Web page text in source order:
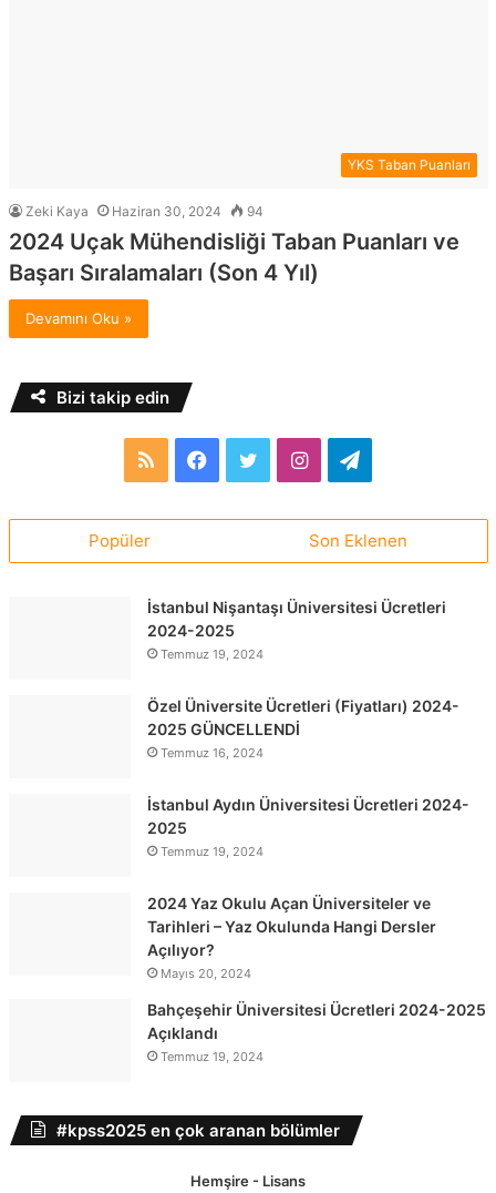
YKS Taban Puanları
Zeki Kaya Haziran 30, 2024 94
2024 Uçak Mühendisliği Taban Puanları ve
Başarı Sıralamaları (Son 4 Yıl)
Devamını Oku »
Bizi takip edin
RSS Facebook
TwitterInstagramTelegram
Popüler Son Eklenen
İstanbul Nişantaşı Üniversitesi Ücretleri
2024-2025
Temmuz 19, 2024
Özel Üniversite Ücretleri (Fiyatları) 2024-
2025 GÜNCELLENDİ
Temmuz 16, 2024
İstanbul Aydın Üniversitesi Ücretleri 2024-
2025
Temmuz 19, 2024
2024 Yaz Okulu Açan Üniversiteler ve
Tarihleri – Yaz Okulunda Hangi Dersler
Açılıyor?
Mayıs 20, 2024
Bahçeşehir Üniversitesi Ücretleri 2024-2025
Açıklandı
Temmuz 19, 2024
#kpss2025 en çok aranan bölümler
Hemşire - Lisans